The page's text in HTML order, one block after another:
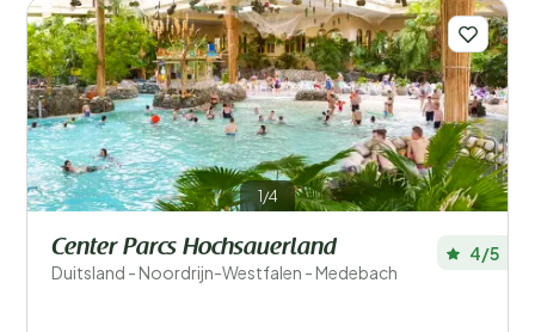
Zwemmen
Wellness
Ligging
Verblijfstype
Speciale voorkeuren
1/4
Center Parcs Hochsauerland
Duitsland - Noordrijn-Westfalen - Medebach
4/5